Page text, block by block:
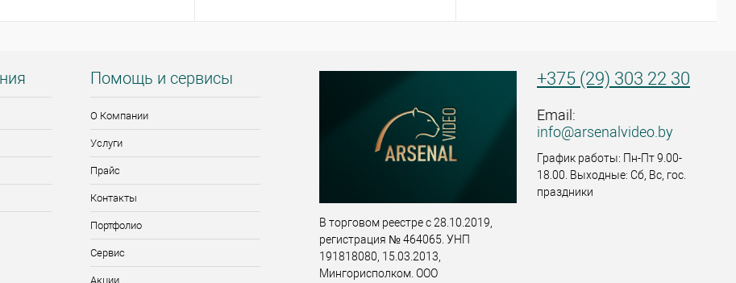
Помощь и сервисы
О Компании
Услуги
Прайс
Контакты
Портфолио
Сервис
Акции
В торговом реестре с 28.10.2019,
регистрация № 464065. УНП
191818080, 15.03.2013,
Мингорисполком. ООО
+375 (29) 303 22 30
Email:
info@arsenalvideo.by
График работы: Пн-Пт 9.00-
18.00. Выходные: Сб, Вс, гос.
праздники